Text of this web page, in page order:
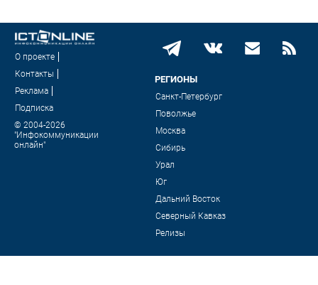
О проекте
Контакты
Реклама
Подписка
© 2004-2026
"Инфокоммуникации
онлайн"
РЕГИОНЫ
Санкт-Петербург
Поволжье
Москва
Сибирь
Урал
Юг
Дальний Восток
Северный Кавказ
Релизы